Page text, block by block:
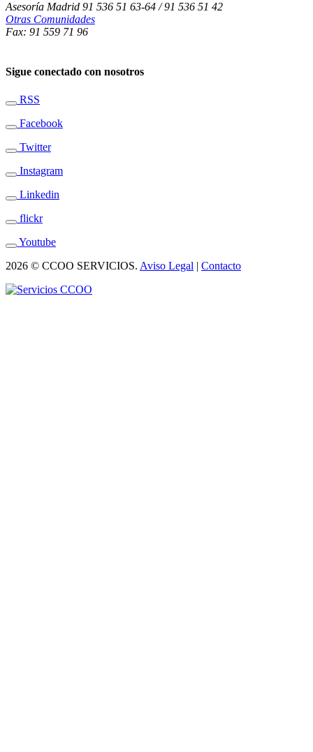
Asesoría Madrid 91 536 51 63-64 / 91 536 51 42
Otras Comunidades
Fax: 91 559 71 96
Sigue conectado con nosotros
RSS
Facebook
Twitter
Instagram
Linkedin
flickr
Youtube
2026 © CCOO SERVICIOS. Aviso Legal | Contacto